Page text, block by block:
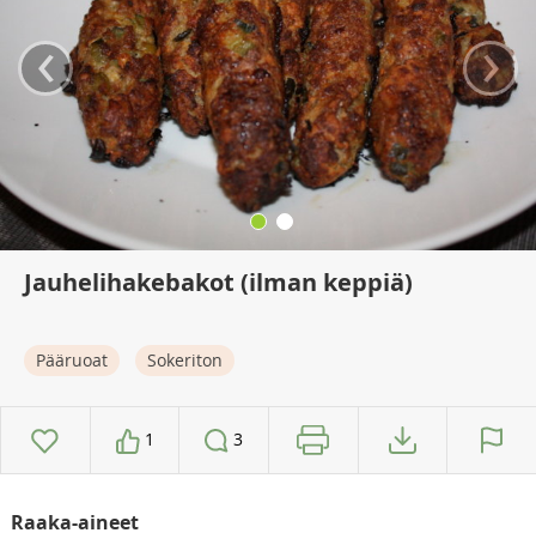
‹ ›
Jauhelihakebakot (ilman keppiä)
Pääruoat Sokeriton
1 3
Raaka-aineet